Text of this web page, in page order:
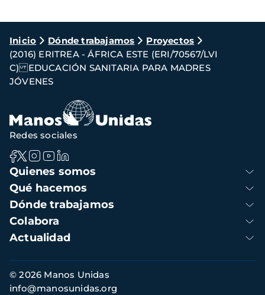
Ruta
de
navegación
Inicio Dónde trabajamos
Proyectos
(2016) ERITREA - ÁFRICA ESTE (ERI/70567/LVI
C) EDUCACIÓN SANITARIA PARA MADRES
JÓVENES
Navegación
principal
Quienes somos
Qué hacemos
Dónde trabajamos
Colabora
Actualidad
Redes sociales
Información
de
© 2026 Manos Unidas
info@manosunidas.org